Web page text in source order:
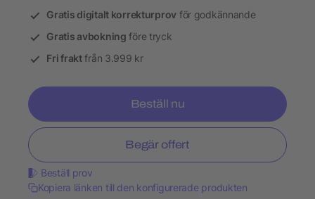
Gratis digitalt korrekturprov för godkännande
Gratis avbokning före tryck
Fri fraktfrån 3.999 kr
Beställ nu
Begär offert
Beställ prov
Kopiera länken till den konfigurerade produkten